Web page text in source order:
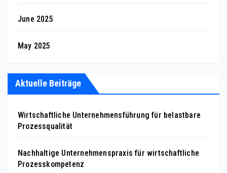
June 2025
May 2025
Aktuelle Beiträge
Wirtschaftliche Unternehmensführung für belastbare
Prozessqualität
Nachhaltige Unternehmenspraxis für wirtschaftliche
Prozesskompetenz